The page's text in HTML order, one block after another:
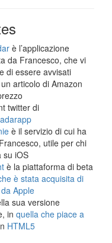
è l’applicazione
da Francesco, che vi
di essere avvisati
articolo di Amazon
twitter di
è il servizio di cui ha
utile per chi
su iOS
è la piattaforma di beta
è stata acquisita di
Apple
sua versione
inquella che piace a
HTML5